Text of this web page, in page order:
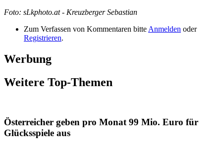
Foto: sLkphoto.at - Kreuzberger Sebastian
Zum Verfassen von Kommentaren bitte Anmelden oder
Registrieren.
Werbung
Weitere Top-Themen
Österreicher geben pro Monat 99 Mio. Euro für
Glücksspiele aus